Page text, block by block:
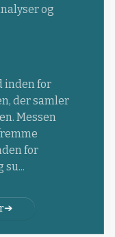
og
inden for
der samler
Messen
for